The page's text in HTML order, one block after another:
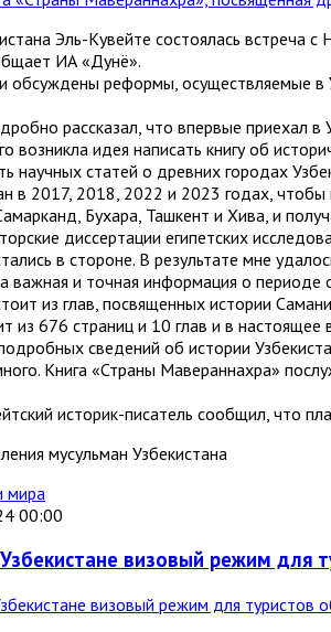
Эль-Кувейте состоялась встреча
ИА «Дунё».
обсуждены реформы, осуществляемые в
рассказал, что впервые приехал в
возникла идея написать книгу об
научных статей о древних городах
в 2017, 2018, 2022 и 2023 годах, чтобы
Бухара, Ташкент и Хива, и
диссертации египетских
в стороне. В результате мне
важная и точная информация о периоде
из глав, посвященных истории
из 676 страниц и 10 глав и в
сведений об истории
Книга «Страны Мавераннахра»
историк-писатель сообщил, что
мусульман Узбекистана
мира
00:00
визовый режим для